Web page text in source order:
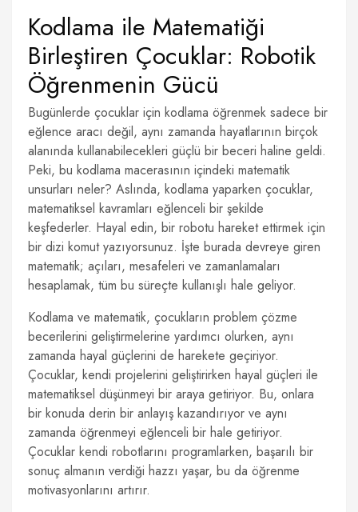
Kodlama ile Matematiği
Birleştiren Çocuklar: Robotik
Öğrenmenin Gücü
Bugünlerde çocuklar için kodlama öğrenmek sadece bir
eğlence aracı değil, aynı zamanda hayatlarının birçok
alanında kullanabilecekleri güçlü bir beceri haline geldi.
Peki, bu kodlama macerasının içindeki matematik
unsurları neler? Aslında, kodlama yaparken çocuklar,
matematiksel kavramları eğlenceli bir şekilde
keşfederler. Hayal edin, bir robotu hareket ettirmek için
bir dizi komut yazıyorsunuz. İşte burada devreye giren
matematik; açıları, mesafeleri ve zamanlamaları
hesaplamak, tüm bu süreçte kullanışlı hale geliyor.
Kodlama ve matematik, çocukların problem çözme
becerilerini geliştirmelerine yardımcı olurken, aynı
zamanda hayal güçlerini de harekete geçiriyor.
Çocuklar, kendi projelerini geliştirirken hayal güçleri ile
matematiksel düşünmeyi bir araya getiriyor. Bu, onlara
bir konuda derin bir anlayış kazandırıyor ve aynı
zamanda öğrenmeyi eğlenceli bir hale getiriyor.
Çocuklar kendi robotlarını programlarken, başarılı bir
sonuç almanın verdiği hazzı yaşar, bu da öğrenme
motivasyonlarını artırır.